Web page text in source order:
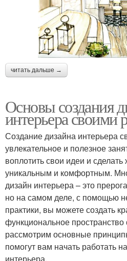
читать дальше →
Основы создания
интерьера своими
Создание дизайна интерьера
увлекательное и полезное
воплотить свои идеи и
уникальным и комфортным.
дизайн интерьера – это
но на самом деле, с помощью
практики, вы можете создать
функциональное
рассмотрим основные
помогут вам начать работать
интерьера.